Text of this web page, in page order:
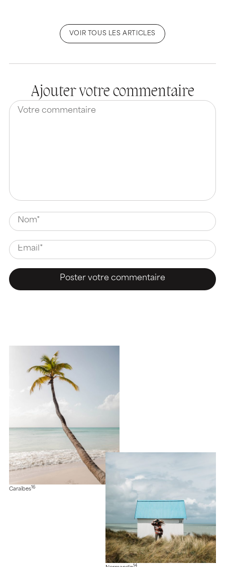
VOIR TOUS LES ARTICLES
Ajouter votre commentaire
Caraïbes16
14